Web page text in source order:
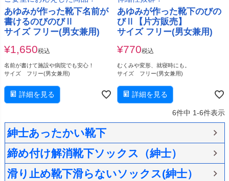
あゆみが作った靴下名前が
書けるのびのびⅡ
サイズ フリー(男女兼用)
¥1,650税込
名前が書けて施設や病院でも安心！
サイズ フリー(男女兼用)
詳細を見る
あゆみが作った靴下のびの
びⅡ【片方販売】
サイズ フリー(男女兼用)
¥770税込
むくみや変形、就寝時にも。
サイズ フリー(男女兼用)
詳細を見る
6件中 1-6件表示
紳士あったかい靴下
締め付け解消靴下ソックス（紳士）
滑り止め靴下滑らないソックス(紳士）